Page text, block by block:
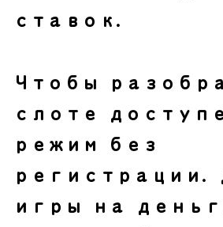
ставок.
Чтобы
слоте
режим без
регистрации.
игры на